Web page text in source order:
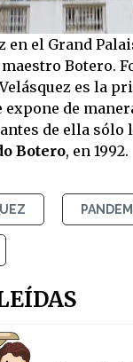
en el Grand
Botero.
es la
expone de
de ella sólo
Botero, en 1992.